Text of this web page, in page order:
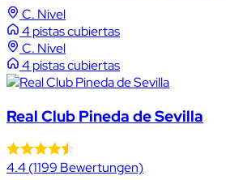
C. Nivel
4 pistas cubiertas
C. Nivel
4 pistas cubiertas
Real Club Pineda de Sevilla
4.4(1199 Bewertungen)